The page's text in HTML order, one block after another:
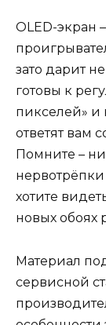
OLED-экран
зато дарит
готовы к
пикселей» и
ответят вам
Помните –
хотите
новых обоях
Материал
сервисной